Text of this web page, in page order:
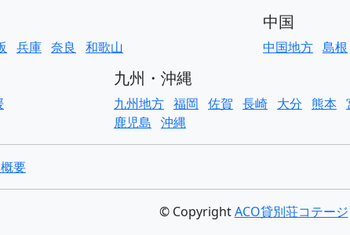
兵庫 奈良 和歌山
中国
中国地方 島根
九州・沖縄
九州地方 福岡 佐賀 長崎 大分 熊本
鹿児島 沖縄
要
© CopyrightACO貸別荘コテージ